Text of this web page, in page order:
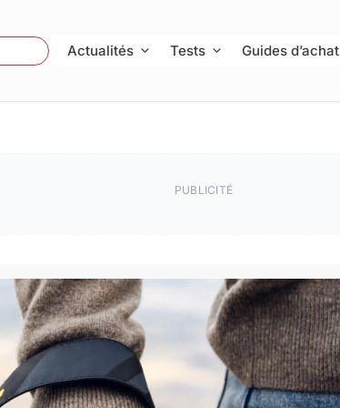
Actualités Tests Guides d’achat
PUBLICITÉ